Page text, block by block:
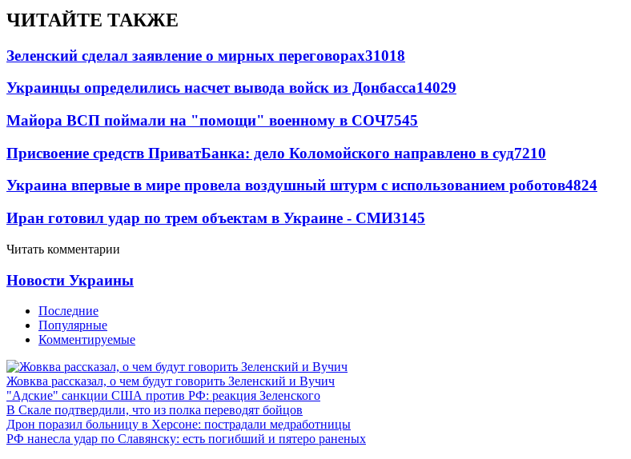
ЧИТАЙТЕ ТАКЖЕ
Зеленский сделал заявление о мирных переговорах31018
Украинцы определились насчет вывода войск из Донбасса14029
Майора ВСП поймали на "помощи" военному в СОЧ7545
Присвоение средств ПриватБанка: дело Коломойского направлено в суд7210
Украина впервые в мире провела воздушный штурм с использованием роботов4824
Иран готовил удар по трем объектам в Украине - СМИ3145
Читать комментарии
Новости Украины
Последние
Популярные
Комментируемые
Жовква рассказал, о чем будут говорить Зеленский и Вучич
"Адские" санкции США против РФ: реакция Зеленского
В Скале подтвердили, что из полка переводят бойцов
Дрон поразил больницу в Херсоне: пострадали медработницы
РФ нанесла удар по Славянску: есть погибший и пятеро раненых